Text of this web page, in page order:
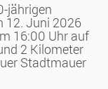
jährigen
12. Juni 2026
16:00 Uhr auf
2 Kilometer
Stadtmauer